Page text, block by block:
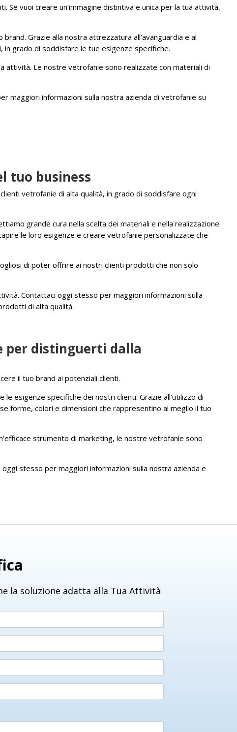
vuoi creare un’immagine distintiva e unica per la tua attività,
Grazie alla nostra attrezzatura all’avanguardia e al
grado di soddisfare le tue esigenze specifiche.
attività. Le nostre vetrofanie sono realizzate con materiali di
maggiori informazioni sulla nostra azienda di vetrofanie su
tuo business
vetrofanie di alta qualità, in grado di soddisfare ogni
grande cura nella scelta dei materiali e nella realizzazione
le loro esigenze e creare vetrofanie personalizzate che
di poter offrire ai nostri clienti prodotti che non solo
Contattaci oggi stesso per maggiori informazioni sulla
di alta qualità.
per distinguerti dalla
il tuo brand ai potenziali clienti.
esigenze specifiche dei nostri clienti. Grazie all’utilizzo di
forme, colori e dimensioni che rappresentino al meglio il tuo
strumento di marketing, le nostre vetrofanie sono
stesso per maggiori informazioni sulla nostra azienda e
la soluzione adatta alla Tua Attività